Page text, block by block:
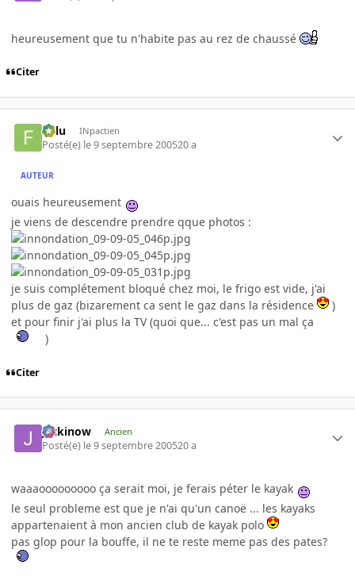
heureusement que tu n'habite pas au rez de chaussé
Citer
Fulu INpactien
Posté(e) le 9 septembre 200520 a
AUTEUR
ouais heureusement
je viens de descendre prendre qque photos :
je suis complétement bloqué chez moi, le frigo est vide, j'ai
plus de gaz (bizarement ca sent le gaz dans la résidence
)
et pour finir j'ai plus la TV (quoi que... c'est pas un mal ça
)
Citer
jackinow Ancien
Posté(e) le 9 septembre 200520 a
waaaooooooooo ça serait moi, je ferais péter le kayak
le seul probleme est que je n'ai qu'un canoë ... les kayaks
appartenaient à mon ancien club de kayak polo
pas glop pour la bouffe, il ne te reste meme pas des pates?